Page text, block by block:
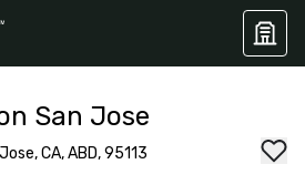
San Jose
CA, ABD, 95113